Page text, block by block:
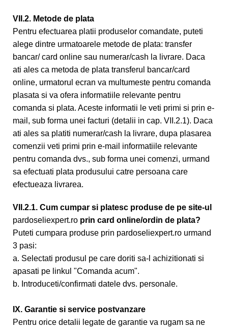
VII.2. Metode de plata
Pentru efectuarea platii produselor comandate, puteti
alege dintre urmatoarele metode de plata: transfer
bancar/ card online sau numerar/cash la livrare. Daca
ati ales ca metoda de plata transferul bancar/card
online, urmatorul ecran va multumeste pentru comanda
plasata si va ofera informatiile relevante pentru
comanda si plata. Aceste informatii le veti primi si prin e-
mail, sub forma unei facturi (detalii in cap. VII.2.1). Daca
ati ales sa platiti numerar/cash la livrare, dupa plasarea
comenzii veti primi prin e-mail informatiile relevante
pentru comanda dvs., sub forma unei comenzi, urmand
sa efectuati plata produsului catre persoana care
efectueaza livrarea.
VII.2.1. Cum cumpar si platesc produse de pe site-ul
pardoseliexpert.ro prin card online/ordin de plata?
Puteti cumpara produse prin pardoseliexpert.ro urmand
3 pasi:
a. Selectati produsul pe care doriti sa-l achizitionati si
apasati pe linkul "Comanda acum".
b. Introduceti/confirmati datele dvs. personale.
IX. Garantie si service postvanzare
Pentru orice detalii legate de garantie va rugam sa ne